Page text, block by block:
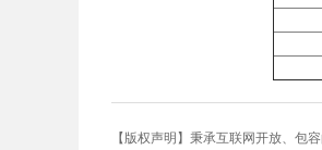
【版权声明】秉承互联网开放、包